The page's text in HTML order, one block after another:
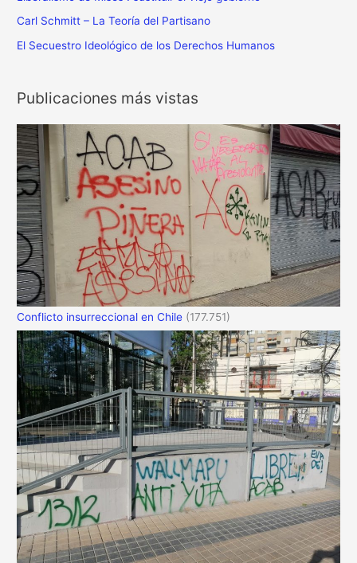
Carl Schmitt – La Teoría del Partisano
El Secuestro Ideológico de los Derechos Humanos
Publicaciones más vistas
Conflicto insurreccional en Chile (177.751)